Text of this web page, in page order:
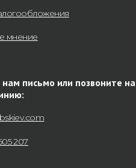
мнение
письмо или позвоните на
207